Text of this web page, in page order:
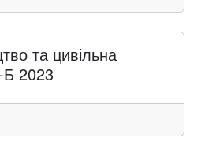
та цивільна
Б 2023